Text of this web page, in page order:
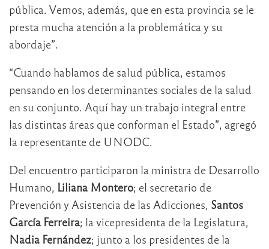
pública. Vemos, además, que en esta provincia se le
presta mucha atención a la problemática y su
abordaje”.
“Cuando hablamos de salud pública, estamos
pensando en los determinantes sociales de la salud
en su conjunto. Aquí hay un trabajo integral entre
las distintas áreas que conforman el Estado”, agregó
la representante de UNODC.
Del encuentro participaron la ministra de Desarrollo
Humano, Liliana Montero; el secretario de
Prevención y Asistencia de las Adicciones, Santos
García Ferreira; la vicepresidenta de la Legislatura,
Nadia Fernández; junto a los presidentes de la